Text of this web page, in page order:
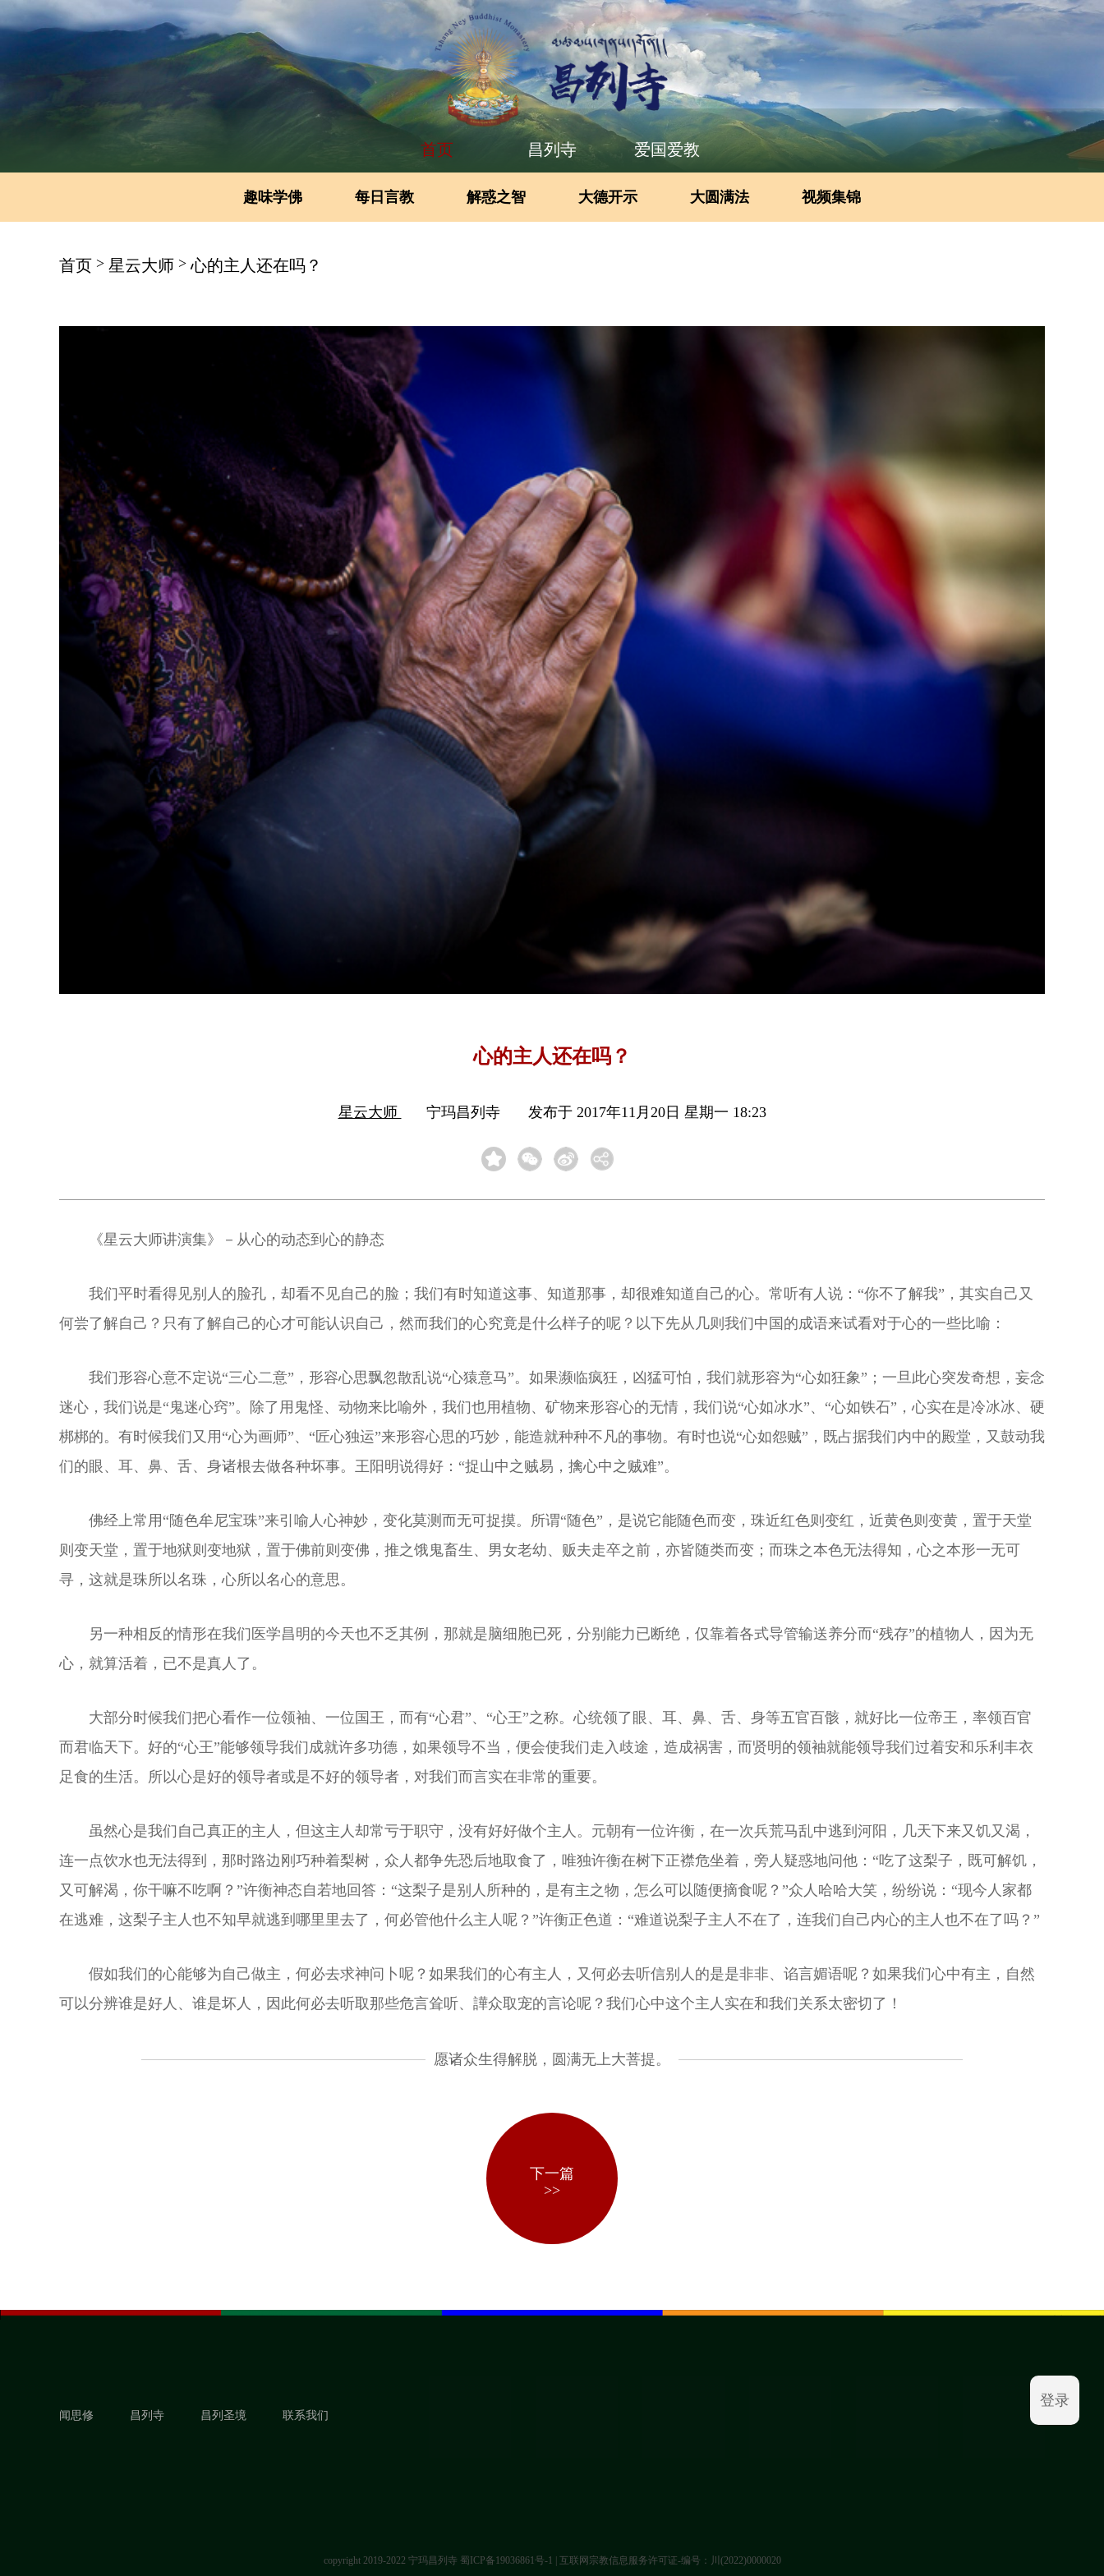
首页 昌列寺 爱国爱教
趣味学佛 每日言教 解惑之智 大德开示 大圆满法 视频集锦
首页 > 星云大师 > 心的主人还在吗？
心的主人还在吗？
星云大师 宁玛昌列寺 发布于 2017年11月20日 星期一 18:23
《星云大师讲演集》－从心的动态到心的静态
我们平时看得见别人的脸孔，却看不见自己的脸；我们有时知道这事、知道那事，却很难知道自己的心。常听有人说：“你不了解我”，其实自己又
何尝了解自己？只有了解自己的心才可能认识自己，然而我们的心究竟是什么样子的呢？以下先从几则我们中国的成语来试看对于心的一些比喻：
我们形容心意不定说“三心二意”，形容心思飘忽散乱说“心猿意马”。如果濒临疯狂，凶猛可怕，我们就形容为“心如狂象”；一旦此心突发奇想，妄念
迷心，我们说是“鬼迷心窍”。除了用鬼怪、动物来比喻外，我们也用植物、矿物来形容心的无情，我们说“心如冰水”、“心如铁石”，心实在是冷冰冰、硬
梆梆的。有时候我们又用“心为画师”、“匠心独运”来形容心思的巧妙，能造就种种不凡的事物。有时也说“心如怨贼”，既占据我们内中的殿堂，又鼓动我
们的眼、耳、鼻、舌、身诸根去做各种坏事。王阳明说得好：“捉山中之贼易，擒心中之贼难”。
佛经上常用“随色牟尼宝珠”来引喻人心神妙，变化莫测而无可捉摸。所谓“随色”，是说它能随色而变，珠近红色则变红，近黄色则变黄，置于天堂
则变天堂，置于地狱则变地狱，置于佛前则变佛，推之饿鬼畜生、男女老幼、贩夫走卒之前，亦皆随类而变；而珠之本色无法得知，心之本形一无可
寻，这就是珠所以名珠，心所以名心的意思。
另一种相反的情形在我们医学昌明的今天也不乏其例，那就是脑细胞已死，分别能力已断绝，仅靠着各式导管输送养分而“残存”的植物人，因为无
心，就算活着，已不是真人了。
大部分时候我们把心看作一位领袖、一位国王，而有“心君”、“心王”之称。心统领了眼、耳、鼻、舌、身等五官百骸，就好比一位帝王，率领百官
而君临天下。好的“心王”能够领导我们成就许多功德，如果领导不当，便会使我们走入歧途，造成祸害，而贤明的领袖就能领导我们过着安和乐利丰衣
足食的生活。所以心是好的领导者或是不好的领导者，对我们而言实在非常的重要。
虽然心是我们自己真正的主人，但这主人却常亏于职守，没有好好做个主人。元朝有一位许衡，在一次兵荒马乱中逃到河阳，几天下来又饥又渴，
连一点饮水也无法得到，那时路边刚巧种着梨树，众人都争先恐后地取食了，唯独许衡在树下正襟危坐着，旁人疑惑地问他：“吃了这梨子，既可解饥，
又可解渴，你干嘛不吃啊？”许衡神态自若地回答：“这梨子是别人所种的，是有主之物，怎么可以随便摘食呢？”众人哈哈大笑，纷纷说：“现今人家都
在逃难，这梨子主人也不知早就逃到哪里里去了，何必管他什么主人呢？”许衡正色道：“难道说梨子主人不在了，连我们自己内心的主人也不在了吗？”
假如我们的心能够为自己做主，何必去求神问卜呢？如果我们的心有主人，又何必去听信别人的是是非非、谄言媚语呢？如果我们心中有主，自然
可以分辨谁是好人、谁是坏人，因此何必去听取那些危言耸听、譁众取宠的言论呢？我们心中这个主人实在和我们关系太密切了！
愿诸众生得解脱，圆满无上大菩提。
下一篇
>>
闻思修 昌列寺 昌列圣境 联系我们
copyright 2019-2022 宁玛昌列寺 蜀ICP备19036861号-1 | 互联网宗教信息服务许可证-编号：川(2022)0000020
登录